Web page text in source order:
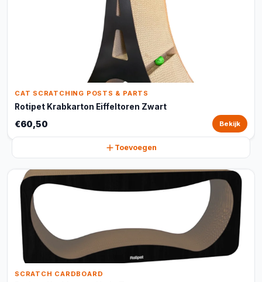
CAT SCRATCHING POSTS & PARTS
Rotipet Krabkarton Eiffeltoren Zwart
€60,50 Bekijk
Toevoegen
SCRATCH CARDBOARD